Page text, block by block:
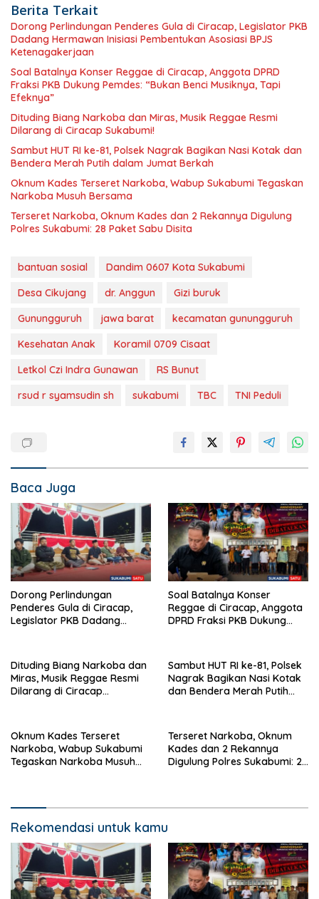
Berita Terkait
Dorong Perlindungan Penderes Gula di Ciracap, Legislator PKB
Dadang Hermawan Inisiasi Pembentukan Asosiasi BPJS
Ketenagakerjaan
Soal Batalnya Konser Reggae di Ciracap, Anggota DPRD
Fraksi PKB Dukung Pemdes: “Bukan Benci Musiknya, Tapi
Efeknya”
Dituding Biang Narkoba dan Miras, Musik Reggae Resmi
Dilarang di Ciracap Sukabumi!
Sambut HUT RI ke-81, Polsek Nagrak Bagikan Nasi Kotak dan
Bendera Merah Putih dalam Jumat Berkah
Oknum Kades Terseret Narkoba, Wabup Sukabumi Tegaskan
Narkoba Musuh Bersama
Terseret Narkoba, Oknum Kades dan 2 Rekannya Digulung
Polres Sukabumi: 28 Paket Sabu Disita
bantuan sosial
Dandim 0607 Kota Sukabumi
Desa Cikujang
dr. Anggun
Gizi buruk
Gunungguruh
jawa barat
kecamatan gunungguruh
Kesehatan Anak
Koramil 0709 Cisaat
Letkol Czi Indra Gunawan
RS Bunut
rsud r syamsudin sh
sukabumi TBC TNI Peduli
Baca Juga
Dorong Perlindungan
Penderes Gula di Ciracap,
Legislator PKB Dadang
Ketenagakerjaan
Soal Batalnya Konser
Reggae di Ciracap, Anggota
DPRD Fraksi PKB Dukung
Dituding Biang Narkoba dan
Miras, Musik Reggae Resmi
Dilarang di Ciracap
Sambut HUT RI ke-81, Polsek
Nagrak Bagikan Nasi Kotak
dan Bendera Merah Putih
Oknum Kades Terseret
Narkoba, Wabup Sukabumi
Tegaskan Narkoba Musuh
Terseret Narkoba, Oknum
Kades dan 2 Rekannya
Digulung Polres Sukabumi: 28
Rekomendasi untuk kamu